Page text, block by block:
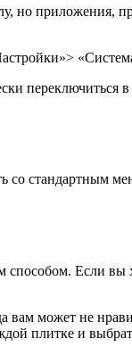
но приложения,
переключиться
со стандартным
Если вы
может не
плитке и